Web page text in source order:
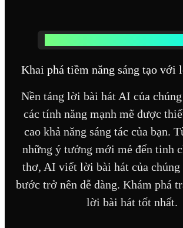
Khai phá tiềm năng sáng tạo với
Nền tảng lời bài hát AI của
các tính năng mạnh mẽ được
cao khả năng sáng tác của bạn.
những ý tưởng mới mẻ đến tinh
thơ, AI viết lời bài hát của
bước trở nên dễ dàng. Khám phá
lời bài hát tốt nhất.